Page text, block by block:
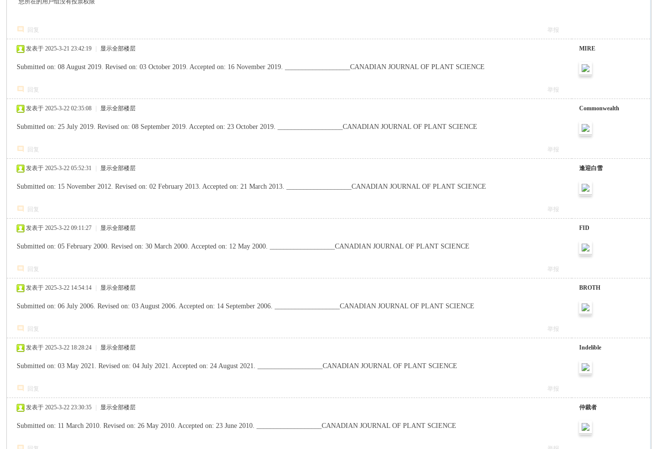
您所在的用户组没有投票权限
回复 举报
发表于 2025-3-21 23:42:19 显示全部楼层
Submitted on: 08 August 2019. Revised on: 03 October 2019. Accepted on: 16 November 2019. ___________________CANADIAN JOURNAL OF PLANT SCIENCE
MIRE
回复 举报
发表于 2025-3-22 02:35:08 显示全部楼层
Submitted on: 25 July 2019. Revised on: 08 September 2019. Accepted on: 23 October 2019. ___________________CANADIAN JOURNAL OF PLANT SCIENCE
Commonwealth
回复 举报
发表于 2025-3-22 05:52:31 显示全部楼层
Submitted on: 15 November 2012. Revised on: 02 February 2013. Accepted on: 21 March 2013. ___________________CANADIAN JOURNAL OF PLANT SCIENCE
逢迎白雪
回复 举报
发表于 2025-3-22 09:11:27 显示全部楼层
Submitted on: 05 February 2000. Revised on: 30 March 2000. Accepted on: 12 May 2000. ___________________CANADIAN JOURNAL OF PLANT SCIENCE
FID
回复 举报
发表于 2025-3-22 14:54:14 显示全部楼层
Submitted on: 06 July 2006. Revised on: 03 August 2006. Accepted on: 14 September 2006. ___________________CANADIAN JOURNAL OF PLANT SCIENCE
BROTH
回复 举报
发表于 2025-3-22 18:28:24 显示全部楼层
Submitted on: 03 May 2021. Revised on: 04 July 2021. Accepted on: 24 August 2021. ___________________CANADIAN JOURNAL OF PLANT SCIENCE
Indelible
回复 举报
发表于 2025-3-22 23:30:35 显示全部楼层
Submitted on: 11 March 2010. Revised on: 26 May 2010. Accepted on: 23 June 2010. ___________________CANADIAN JOURNAL OF PLANT SCIENCE
仲裁者